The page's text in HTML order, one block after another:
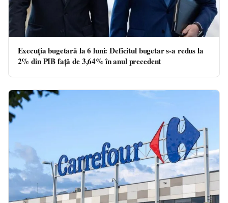
Execuţia bugetară la 6 luni: Deficitul bugetar s-a redus la
2% din PIB faţă de 3,64% în anul precedent